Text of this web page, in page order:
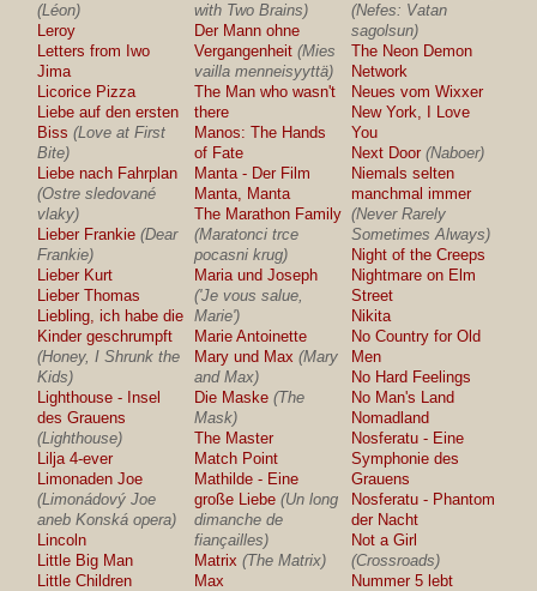
(Léon)
Leroy
Letters from Iwo
Jima
Licorice Pizza
Liebe auf den ersten
Biss (Love at First
Bite)
Liebe nach Fahrplan
(Ostre sledované
vlaky)
Lieber Frankie (Dear
Frankie)
Lieber Kurt
Lieber Thomas
Liebling, ich habe die
Kinder geschrumpft
(Honey, I Shrunk the
Kids)
Lighthouse - Insel
des Grauens
(Lighthouse)
Lilja 4-ever
Limonaden Joe
(Limonádový Joe
aneb Konská opera)
Lincoln
Little Big Man
Little Children
with Two Brains)
Der Mann ohne
Vergangenheit (Mies
vailla menneisyyttä)
The Man who wasn't
there
Manos: The Hands
of Fate
Manta - Der Film
Manta, Manta
The Marathon Family
(Maratonci trce
pocasni krug)
Maria und Joseph
('Je vous salue,
Marie')
Marie Antoinette
Mary und Max (Mary
and Max)
Die Maske (The
Mask)
The Master
Match Point
Mathilde - Eine
große Liebe (Un long
dimanche de
fiançailles)
Matrix (The Matrix)
Max
(Nefes: Vatan
sagolsun)
The Neon Demon
Network
Neues vom Wixxer
New York, I Love
You
Next Door (Naboer)
Niemals selten
manchmal immer
(Never Rarely
Sometimes Always)
Night of the Creeps
Nightmare on Elm
Street
Nikita
No Country for Old
Men
No Hard Feelings
No Man's Land
Nomadland
Nosferatu - Eine
Symphonie des
Grauens
Nosferatu - Phantom
der Nacht
Not a Girl
(Crossroads)
Nummer 5 lebt